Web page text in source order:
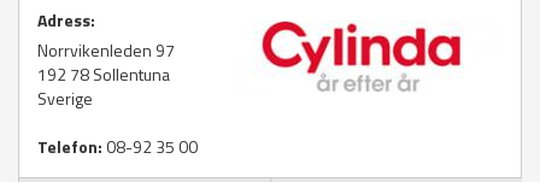
Adress:
Norrvikenleden 97
192 78Sollentuna
Sverige
Telefon: 08-92 35 00